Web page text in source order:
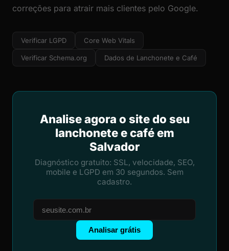
correções para atrair mais clientes pelo Google.
Verificar LGPD Core Web Vitals
Verificar Schema.org Dados de Lanchonete e Café
Analise agora o site do seu
lanchonete e café em
Salvador
Diagnóstico gratuito: SSL, velocidade, SEO,
mobile e LGPD em 30 segundos. Sem
cadastro.
Analisar grátis